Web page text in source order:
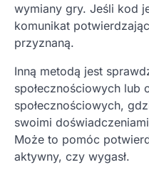
wymiany gry. Jeśli kod
komunikat
przyznaną.
Inną metodą jest
społecznościowych lub
społecznościowych,
swoimi
Może to pomóc
aktywny, czy wygasł.